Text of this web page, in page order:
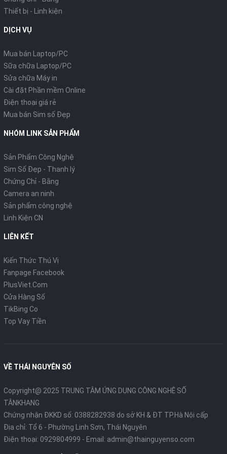
Thiết bị - Linh kiện
DỊCH VỤ
Mua bán Laptop/PC
Sữa chữa Laptop/PC
Sửa chữa Máy in
Cài đặt Phần mềm Online
Điện thoại giá rẻ
Mua bán Sim số Đẹp
NHÓM LINK SẢN PHẨM
Sản Phẩm Công Nghệ
Sim Số Đẹp - Thanh lý
Chứng Chỉ - Bằng
Camera an ninh
Sản phẩm công nghệ
Linh Kiện CN
LIÊN KẾT
Kiến Thức Thú Vị
Fanpage Facebook
PlusViet.Com
Cửa Hàng Số
TikBing Co
Top Vay Tiền
VỀ THÁI NGUYÊN SỐ
Copyright@ 2025 TRUNG TÂM ỨNG DỤNG CÔNG NGHỆ SỐ
TÂNKHANG
Chứng nhận ĐKKD số: 0388282938 do sở KH & ĐT TP.Hà Nội cấp
Địa chỉ: Tổ 6 - Phường Linh Sơn, Thái Nguyên
Điện thoại: 0929804999 - Email: admin@thainguyenso.com